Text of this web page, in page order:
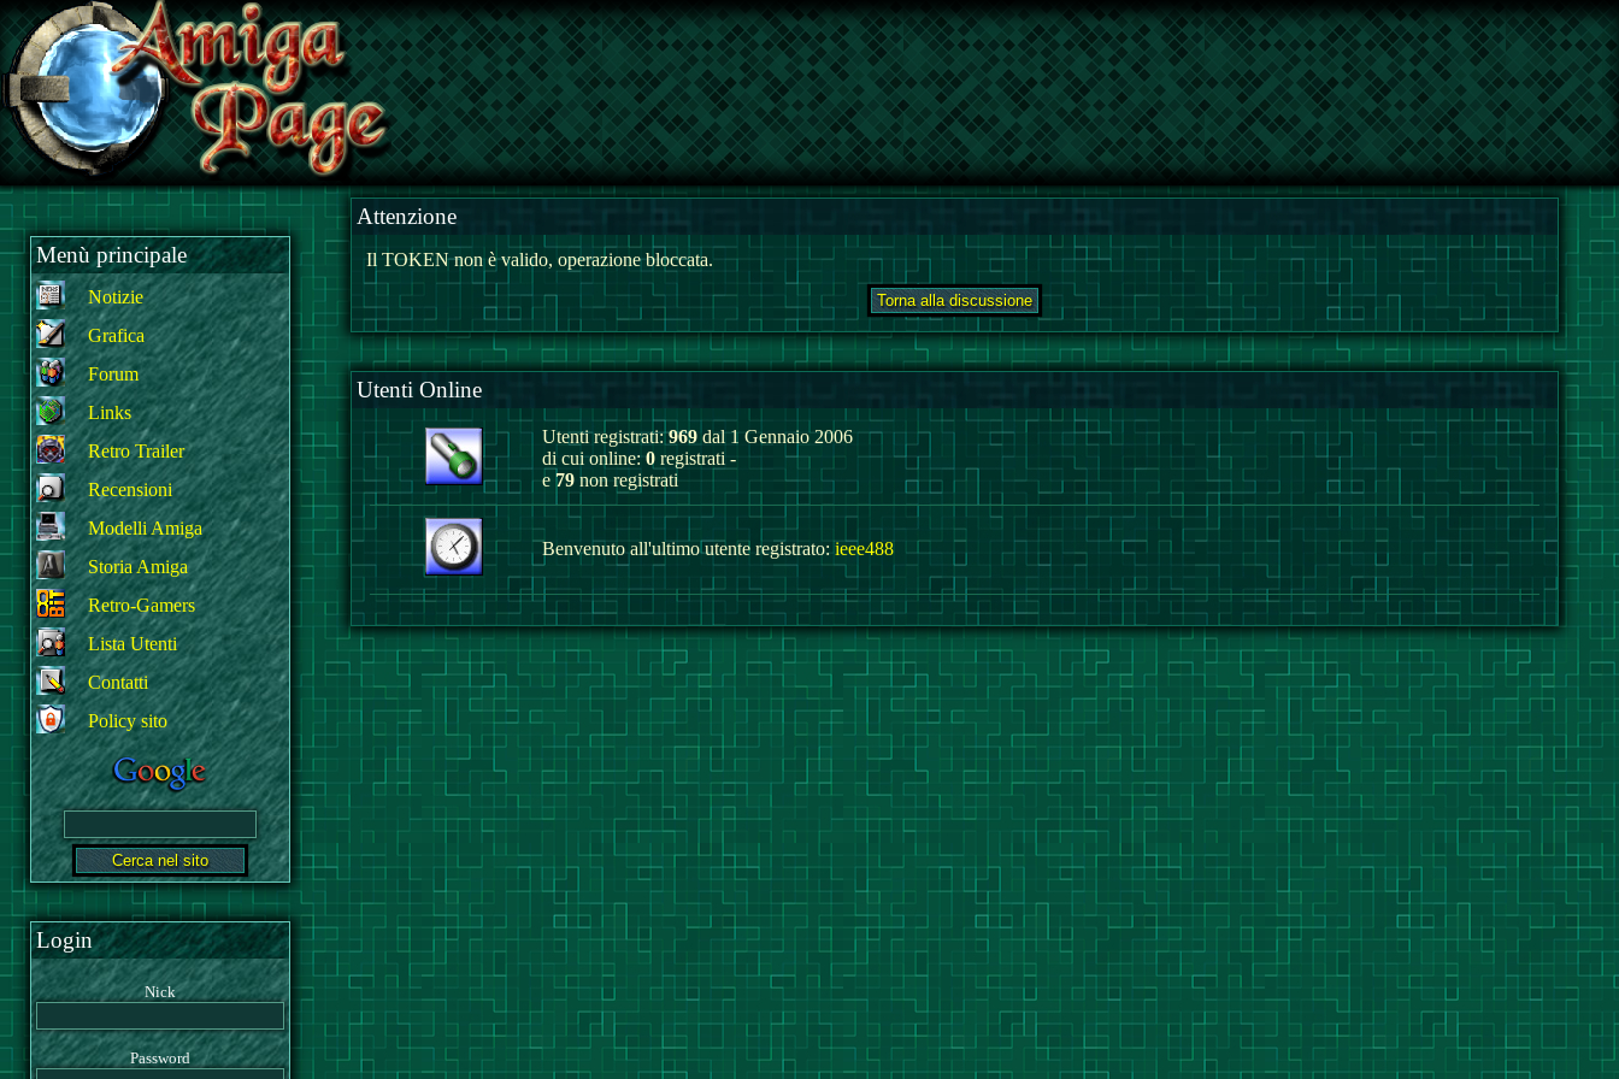
Menù principale
Notizie
Grafica
Forum
Links
Retro Trailer
Recensioni
Modelli Amiga
Storia Amiga
Retro-Gamers
Lista Utenti
Contatti
Policy sito
Login
Nick
Password
Attenzione
Il TOKEN non è valido, operazione bloccata.
Utenti Online
Utenti registrati:969 dal 1 Gennaio 2006
di cui online: 0 registrati -
e 79 non registrati
Benvenuto all'ultimo utente registrato: ieee488